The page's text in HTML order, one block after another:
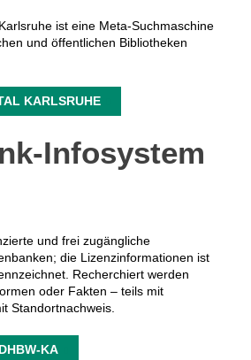
ist eine Meta-Suchmaschine
und öffentlichen Bibliotheken
KARLSRUHE
Infosystem
und frei zugängliche
die Lizenzinformationen ist
Recherchiert werden
oder Fakten – teils mit
Standortnachweis.
DHBW-KA